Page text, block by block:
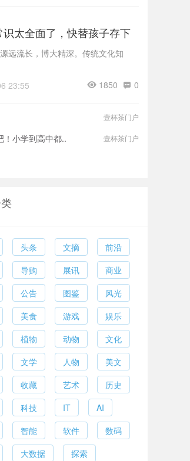
太全面了，快替孩子存下
..远流长，博大精深。传统文化知
23:55
0
1850
壹杯茶门户
！小学到高中都.. 壹杯茶门户
头条 文摘
前沿
导购 展讯
商业
公告 图鉴
风光
美食 游戏
娱乐
植物 动物
文化
文学 人物
美文
收藏 艺术
历史
科技 IT
AI
智能 软件
数码
大数据
探索